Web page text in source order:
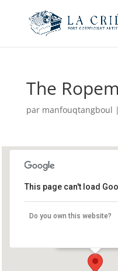
The
par manfouqtangboul |
The
This page can't load
Do you own this website?